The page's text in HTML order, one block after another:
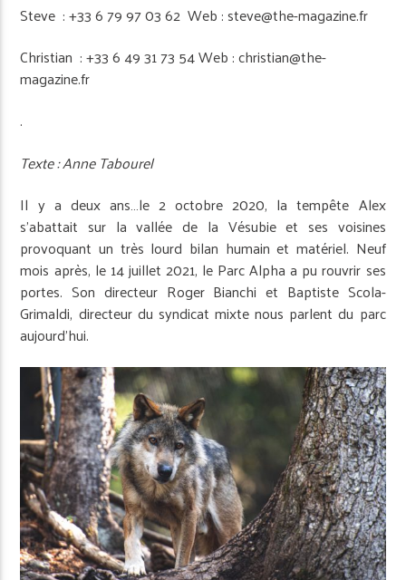
Steve : +33 6 79 97 03 62 Web : steve@the-magazine.fr
Christian : +33 6 49 31 73 54 Web : christian@the-
magazine.fr
.
Texte : Anne Tabourel
Il y a deux ans…le 2 octobre 2020, la tempête Alex
s’abattait sur la vallée de la Vésubie et ses voisines
provoquant un très lourd bilan humain et matériel. Neuf
mois après, le 14 juillet 2021, le Parc Alpha a pu rouvrir ses
portes. Son directeur Roger Bianchi et Baptiste Scola-
Grimaldi, directeur du syndicat mixte nous parlent du parc
aujourd’hui.